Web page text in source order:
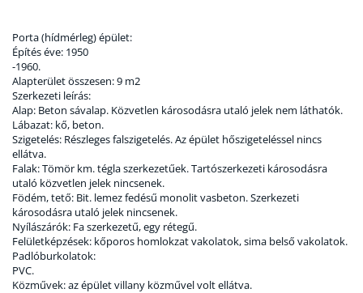
Porta (hídmérleg) épület:
Építés éve: 1950
-1960.
Alapterület összesen: 9 m2
Szerkezeti leírás:
Alap: Beton sávalap. Közvetlen károsodásra utaló jelek nem láthatók.
Lábazat: kő, beton.
Szigetelés: Részleges falszigetelés. Az épület hőszigeteléssel nincs
ellátva.
Falak: Tömör km. tégla szerkezetűek. Tartószerkezeti károsodásra
utaló közvetlen jelek nincsenek.
Födém, tető: Bit. lemez fedésű monolit vasbeton. Szerkezeti
károsodásra utaló jelek nincsenek.
Nyílászárók: Fa szerkezetű, egy rétegű.
Felületképzések: kőporos homlokzat vakolatok, sima belső vakolatok.
Padlóburkolatok:
PVC.
Közművek: az épület villany közművel volt ellátva.